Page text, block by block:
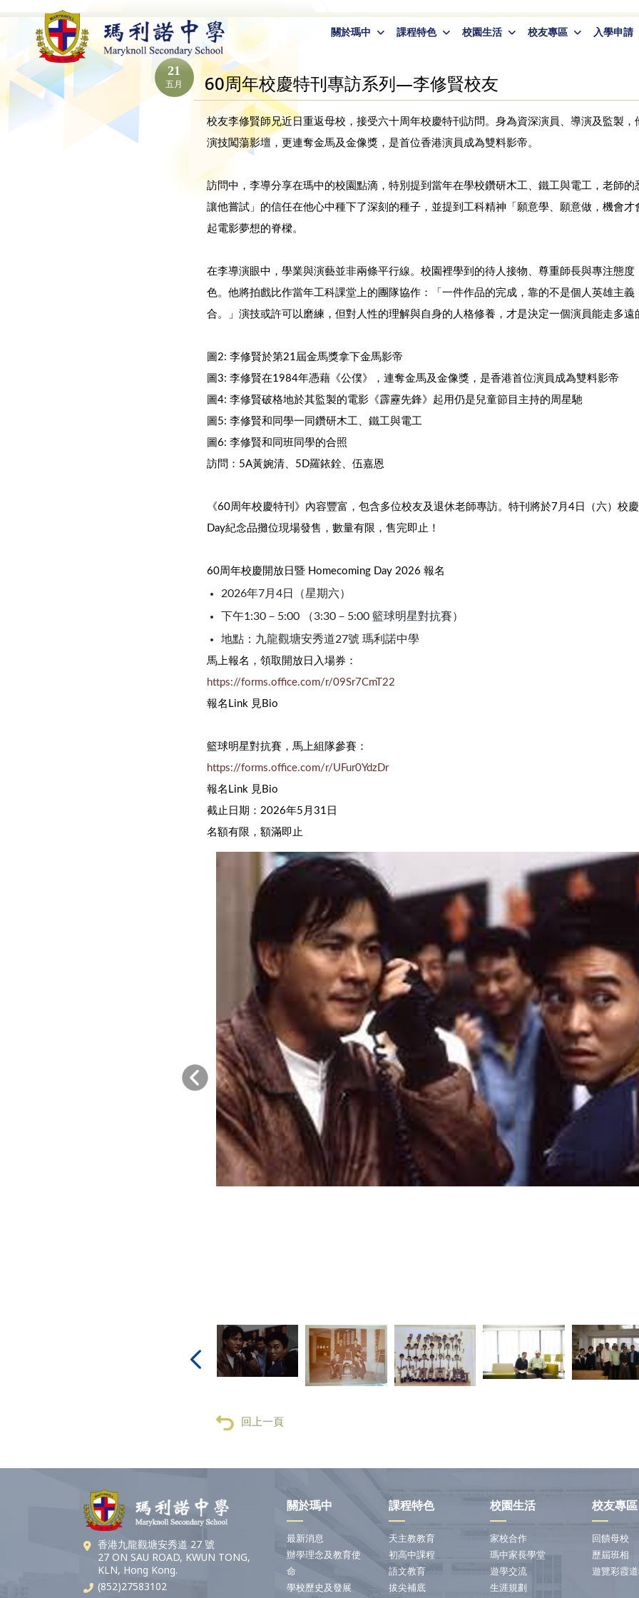
關於瑪中 課程特色 校園生活 校友專區 入學申請
21
五月 60周年校慶特刊專訪系列—李修賢校友
校友李修賢師兄近日重返母校，接受六十周年校慶特刊訪問。身為資深演員、導演及監製，
演技闖蕩影壇，更連奪金馬及金像獎，是首位香港演員成為雙料影帝。
訪問中，李導分享在瑪中的校園點滴，特別提到當年在學校鑽研木工、鐵工與電工，老師的
讓他嘗試」的信任在他心中種下了深刻的種子，並提到工科精神「願意學、願意做，機會才
起電影夢想的脊樑。
在李導演眼中，學業與演藝並非兩條平行線。校園裡學到的待人接物、尊重師長與專注態度
色。他將拍戲比作當年工科課堂上的團隊協作：「一件作品的完成，靠的不是個人英雄主義
合。」演技或許可以磨練，但對人性的理解與自身的人格修養，才是決定一個演員能走多遠
圖2: 李修賢於第21屆金馬獎拿下金馬影帝
圖3: 李修賢在1984年憑藉《公僕》，連奪金馬及金像獎，是香港首位演員成為雙料影帝
圖4: 李修賢破格地於其監製的電影《霹靂先鋒》起用仍是兒童節目主持的周星馳
圖5: 李修賢和同學一同鑽研木工、鐵工與電工
圖6: 李修賢和同班同學的合照
訪問：5A黃婉清、5D羅銥銓、伍嘉恩
《60周年校慶特刊》內容豐富，包含多位校友及退休老師專訪。特刊將於7月4日（六）校
Day紀念品攤位現場發售，數量有限，售完即止！
60周年校慶開放日暨 Homecoming Day 2026 報名
2026年7月4日（星期六）
下午1:30－5:00 （3:30－5:00 籃球明星對抗賽）
地點：九龍觀塘安秀道27號 瑪利諾中學
馬上報名，領取開放日入場券：
https://forms.office.com/r/09Sr7CmT22
報名Link 見Bio
籃球明星對抗賽，馬上組隊參賽：
https://forms.office.com/r/UFur0YdzDr
報名Link 見Bio
截止日期：2026年5月31日
名額有限，額滿即止
回上一頁
香港九龍觀塘安秀道 27 號
27 ON SAU ROAD, KWUN TONG,
KLN, Hong Kong.
(852)27583102
關於瑪中
最新消息
辦學理念及教育使
命
學校歷史及發展
課程特色
天主教教育
初高中課程
語文教育
拔尖補底
校園生活
家校合作
瑪中家長學堂
遊學交流
生涯規劃
校友專區
回饋母校
歷屆班相
遊覽彩霞